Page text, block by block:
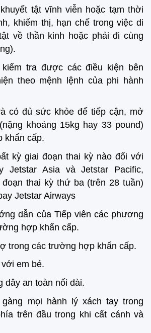
tật vĩnh viễn hoặc tạm thời
khiếm thị, hạn chế trong việc di
về thần kinh hoặc phải đi cùng
tra được các điều kiện bên
theo mệnh lệnh của phi hành
có đủ sức khỏe để tiếp cận, mở
khoảng 15kg hay 33 pound)
khẩn cấp.
kỳ giai đoạn thai kỳ nào đối với
Jetstar Asia và Jetstar Pacific,
đoạn thai kỳ thứ ba (trên 28 tuần)
Jetstar Airways
dẫn của Tiếp viên các phương
hợp khẩn cấp.
trong các trường hợp khẩn cấp.
em bé.
dây an toàn nối dài.
mọi hành lý xách tay trong
trên đầu trong khi cất cánh và